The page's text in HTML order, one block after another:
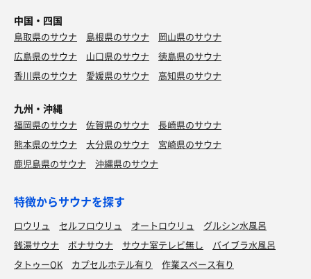
中国・四国
鳥取県のサウナ 島根県のサウナ
岡山県のサウナ
広島県のサウナ
山口県のサウナ
徳島県のサウナ
香川県のサウナ
愛媛県のサウナ 高知県のサウナ
九州・沖縄
福岡県のサウナ 佐賀県のサウナ
長崎県のサウナ
熊本県のサウナ
大分県のサウナ
宮崎県のサウナ
鹿児島県のサウナ
沖縄県のサウナ
特徴からサウナを探す
ロウリュ セルフロウリュ オートロウリュ
グルシン水風呂
銭湯サウナ
ボナサウナ サウナ室テレビ無し
バイブラ水風呂
タトゥーOK
カプセルホテル有り
作業スペース有り